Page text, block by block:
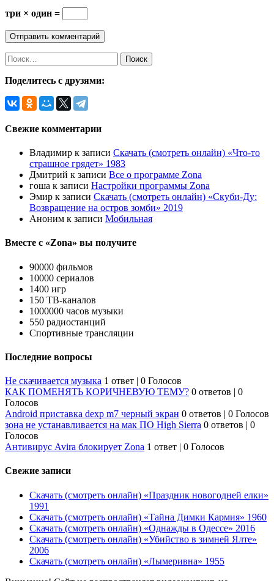
три × один =
Найти:
Поделитесь с друзями:
Свежие комментарии
Владимир к записи Скачать (смотреть онлайн) «Что-то
страшное грядет» 1983
Дмитрий к записи Все о программе Zona
гоша к записи Настройки программы Zona
Эмир к записи Скачать (смотреть онлайн) «Скуби-Ду:
Возвращение на остров зомби» 2019
Аноним к записи Мобильная
Вместе с «Zona» вы получите
90000 фильмов
10000 сериалов
1400 игр
150 ТВ-каналов
1000000 часов музыки
550 радиостанций
Спортивные трансляции
Последние вопросы
Не скачивается музыка 1 ответ | 0 Голосов
КАК ПОМЕНЯТЬ КОРИЧНЕВУЮ ТЕМУ? 0 ответов | 0
Голосов
Android приставка dexp m7 черный экран 0 ответов | 0 Голосов
зона не устанавливается на мак ПО High Sierra 0 ответов | 0
Голосов
Антивирус Avira блокирует Zona 1 ответ | 0 Голосов
Свежие записи
Скачать (смотреть онлайн) «Праздник новогодней елки»
1991
Скачать (смотреть онлайн) «Тайна Димки Кармия» 1960
Скачать (смотреть онлайн) «Однажды в Одессе» 2016
Скачать (смотреть онлайн) «Убийство в зимней Ялте»
2006
Скачать (смотреть онлайн) «Лымеривна» 1955